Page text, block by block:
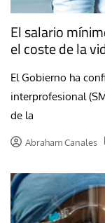
El salario
el coste de la
El Gobierno ha
interprofesional
de la
Abraham Canales